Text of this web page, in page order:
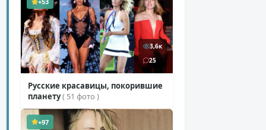
3,6к
25
Русские красавицы, покорившие
планету( 51 фото )
+97